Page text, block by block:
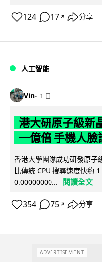
124 17 ↗ 分享
人工智能
Vin 1 日
港大研原子級新
一億倍 手機人臉
香港大學團隊成功研發原子
比傳統 CPU 搜尋速度快約
0.00000000...
閱讀全文
354 75 ↗ 分享
ADVERTISEMENT